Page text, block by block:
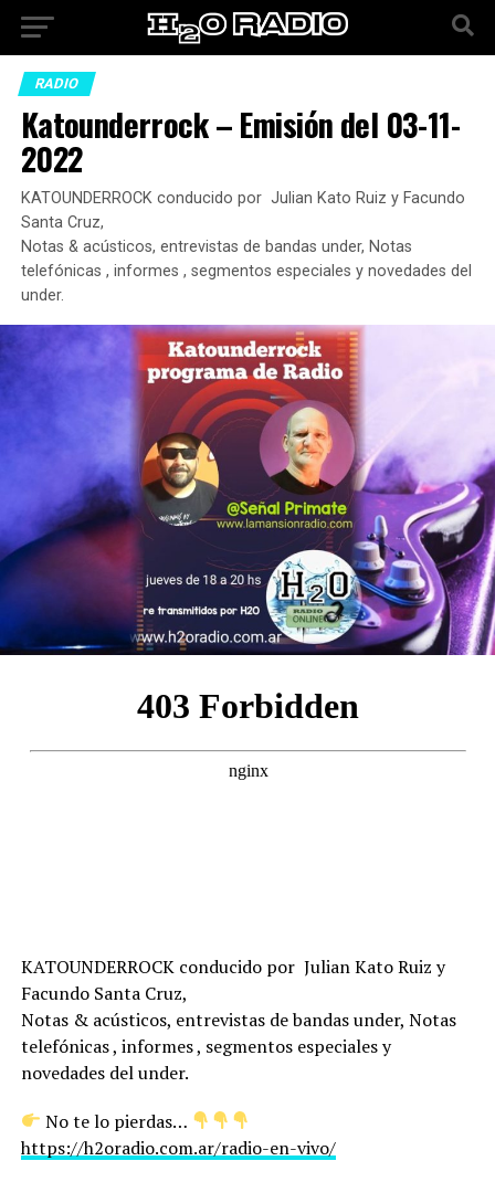
RADIO
Katounderrock – Emisión del 03-11-
2022
KATOUNDERROCK conducido por Julian Kato Ruiz y Facundo
Santa Cruz,
Notas & acústicos, entrevistas de bandas under, Notas
telefónicas , informes , segmentos especiales y novedades del
under.
KATOUNDERROCK conducido por Julian Kato Ruiz y
Facundo Santa Cruz,
Notas & acústicos, entrevistas de bandas under, Notas
telefónicas , informes , segmentos especiales y
novedades del under.
No te lo pierdas…
https://h2oradio.com.ar/radio-en-vivo/